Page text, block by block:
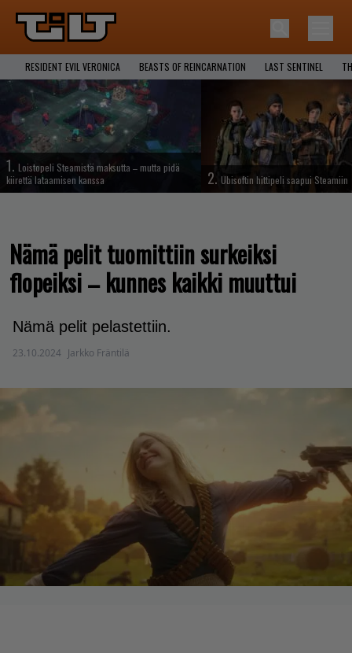
RESIDENT EVIL VERONICA BEASTS OF REINCARNATION LAST SENTINEL
1. Loistopeli Steamistä maksutta – mutta pidä
kiirettä lataamisen kanssa
2. Ubisoftin hittipeli saapui Steamiin
Nämä pelit tuomittiin surkeiksi
flopeiksi – kunnes kaikki muuttui
Nämä pelit pelastettiin.
23.10.2024 Jarkko Fräntilä